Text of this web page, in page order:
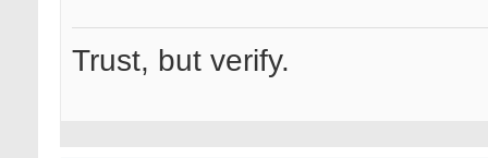
Trust, but verify.